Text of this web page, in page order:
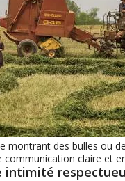
montrant des bulles ou
claire et
intimité